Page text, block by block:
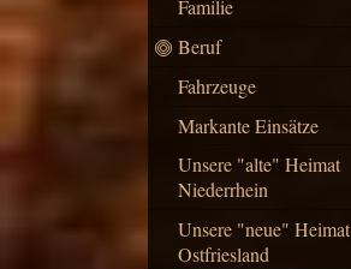
Familie
Beruf
Fahrzeuge
Markante Einsätze
Unsere "alte" Heimat
Niederrhein
Unsere "neue" Heimat
Ostfriesland